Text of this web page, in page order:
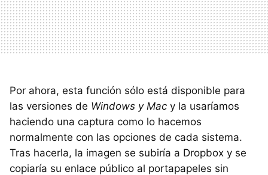
Por ahora, esta función sólo está disponible para
las versiones de Windows y Mac y la usaríamos
haciendo una captura como lo hacemos
normalmente con las opciones de cada sistema.
Tras hacerla, la imagen se subiría a Dropbox y se
copiaría su enlace público al portapapeles sin